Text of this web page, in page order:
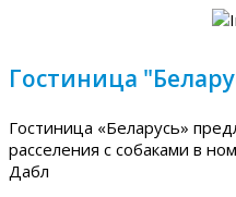
Гостиница
Гостиница «Беларусь»
расселения с собаками в
Дабл